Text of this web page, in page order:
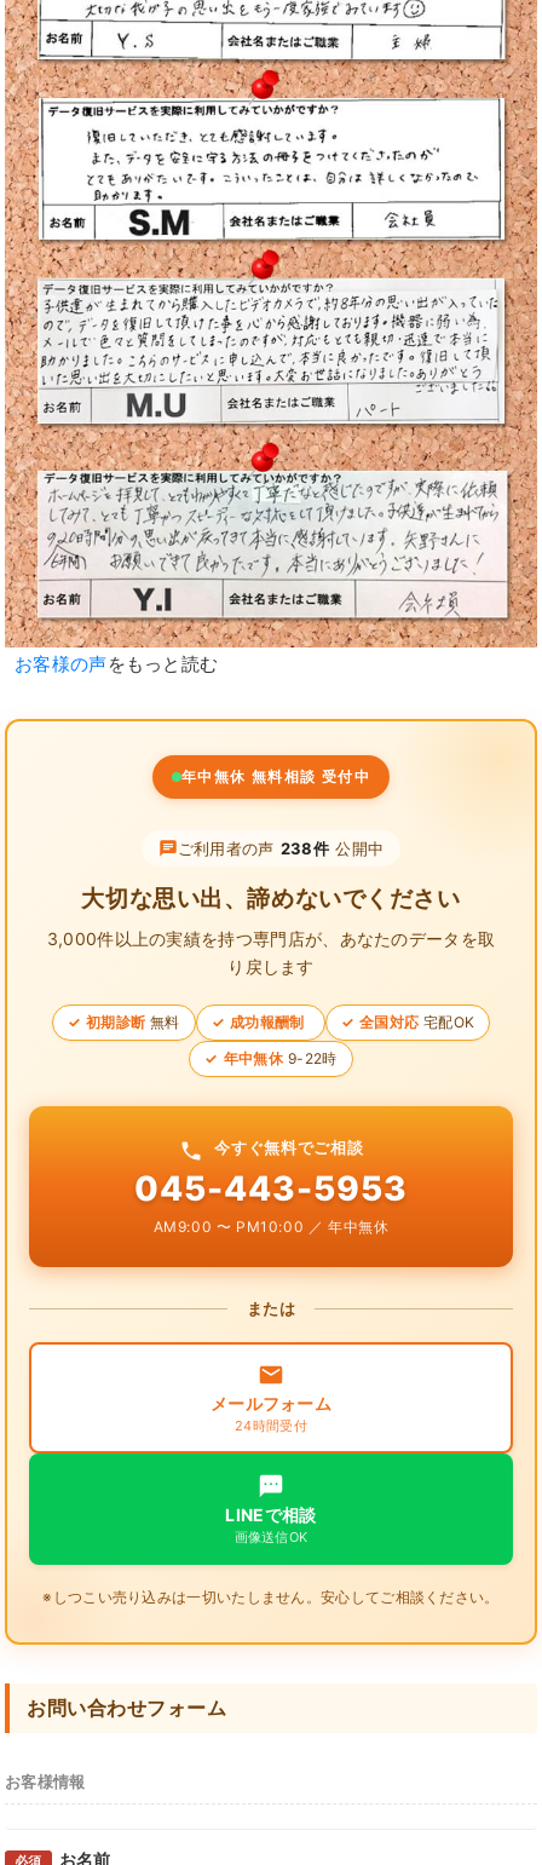
お客様の声をもっと読む
年中無休 無料相談 受付中
ご利用者の声 238件 公開中
大切な思い出、諦めないでください
3,000件以上の実績を持つ専門店が、 あなたのデータを取
り戻します
初期診断 無料 成功報酬制 全国対応 宅配OK
年中無休 9-22時
今すぐ無料でご相談
045-443-5953
AM9:00 〜 PM10:00 ／ 年中無休
または
メールフォーム
24時間受付
LINEで相談
画像送信OK
※しつこい売り込みは一切いたしません。安心してご相談ください。
お問い合わせフォーム
お客様情報
必須 お名前